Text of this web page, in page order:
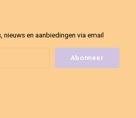
en aanbiedingen via email
Abonneer